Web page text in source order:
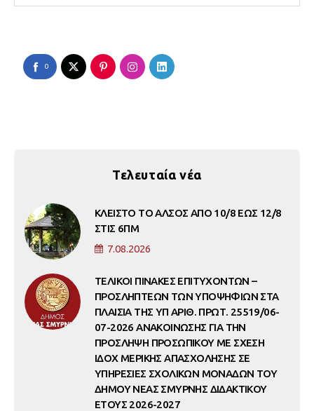
0
Τελευταία νέα
ΚΛΕΙΣΤΟ ΤΟ ΑΛΣΟΣ ΑΠΟ 10/8 ΕΩΣ 12/8
ΣΤΙΣ 6ΠΜ
7.08.2026
ΤΕΛΙΚΟΙ ΠΙΝΑΚΕΣ ΕΠΙΤΥΧΟΝΤΩΝ –
ΠΡΟΣΛΗΠΤΕΩΝ ΤΩΝ ΥΠΟΨΗΦΙΩΝ ΣΤΑ
ΠΛΑΙΣΙΑ ΤΗΣ ΥΠ ΑΡΙΘ. ΠΡΩΤ. 25519/06-
07-2026 ΑΝΑΚΟΙΝΩΣΗΣ ΓΙΑ ΤΗΝ
ΠΡΟΣΛΗΨΗ ΠΡΟΣΩΠΙΚΟΥ ΜΕ ΣΧΕΣΗ
ΙΔΟΧ ΜΕΡΙΚΗΣ ΑΠΑΣΧΟΛΗΣΗΣ ΣΕ
ΥΠΗΡΕΣΙΕΣ ΣΧΟΛΙΚΩΝ ΜΟΝΑΔΩΝ ΤΟΥ
ΔΗΜΟΥ ΝΕΑΣ ΣΜΥΡΝΗΣ ΔΙΔΑΚΤΙΚΟΥ
ΕΤΟΥΣ 2026-2027